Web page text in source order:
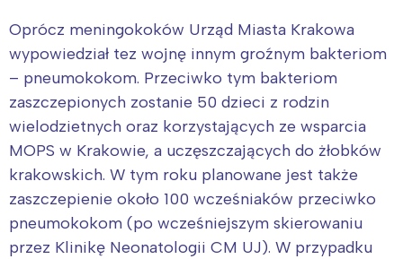
Oprócz meningokoków Urząd Miasta Krakowa
wypowiedział tez wojnę innym groźnym bakteriom
– pneumokokom. Przeciwko tym bakteriom
zaszczepionych zostanie 50 dzieci z rodzin
wielodzietnych oraz korzystających ze wsparcia
MOPS w Krakowie, a uczęszczających do żłobków
krakowskich. W tym roku planowane jest także
zaszczepienie około 100 wcześniaków przeciwko
pneumokokom (po wcześniejszym skierowaniu
przez Klinikę Neonatologii CM UJ). W przypadku